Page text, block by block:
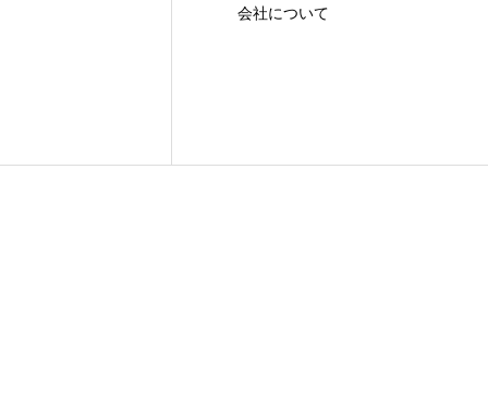
会社について